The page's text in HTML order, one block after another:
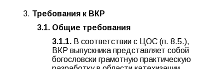
Требования к ВКР
3.1. Общие требования
3.1.1. В соответствии с ЦОС (п. 8.5.),
ВКР выпускника представляет собой
богословски грамотную практическую